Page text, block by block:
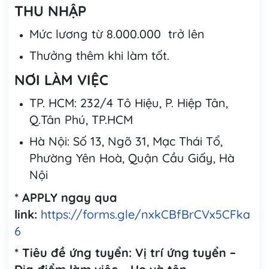
THU NHẬP
Mức lương từ 8.000.000 trở lên
Thưởng thêm khi làm tốt.
NƠI LÀM VIỆC
TP. HCM: 232/4 Tô Hiệu, P. Hiệp Tân,
Q.Tân Phú, TP.HCM
Hà Nội: Số 13, Ngõ 31, Mạc Thái Tổ,
Phường Yên Hoà, Quận Cầu Giấy, Hà
Nội
* APPLY ngay qua
link: https://forms.gle/nxkCBfBrCVx5CFka
6
* Tiêu đề ứng tuyển: Vị trí ứng tuyển –